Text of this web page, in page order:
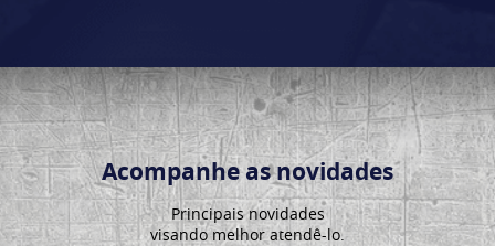
Acompanhe as novidades
Principais novidades
visando melhor atendê-lo.